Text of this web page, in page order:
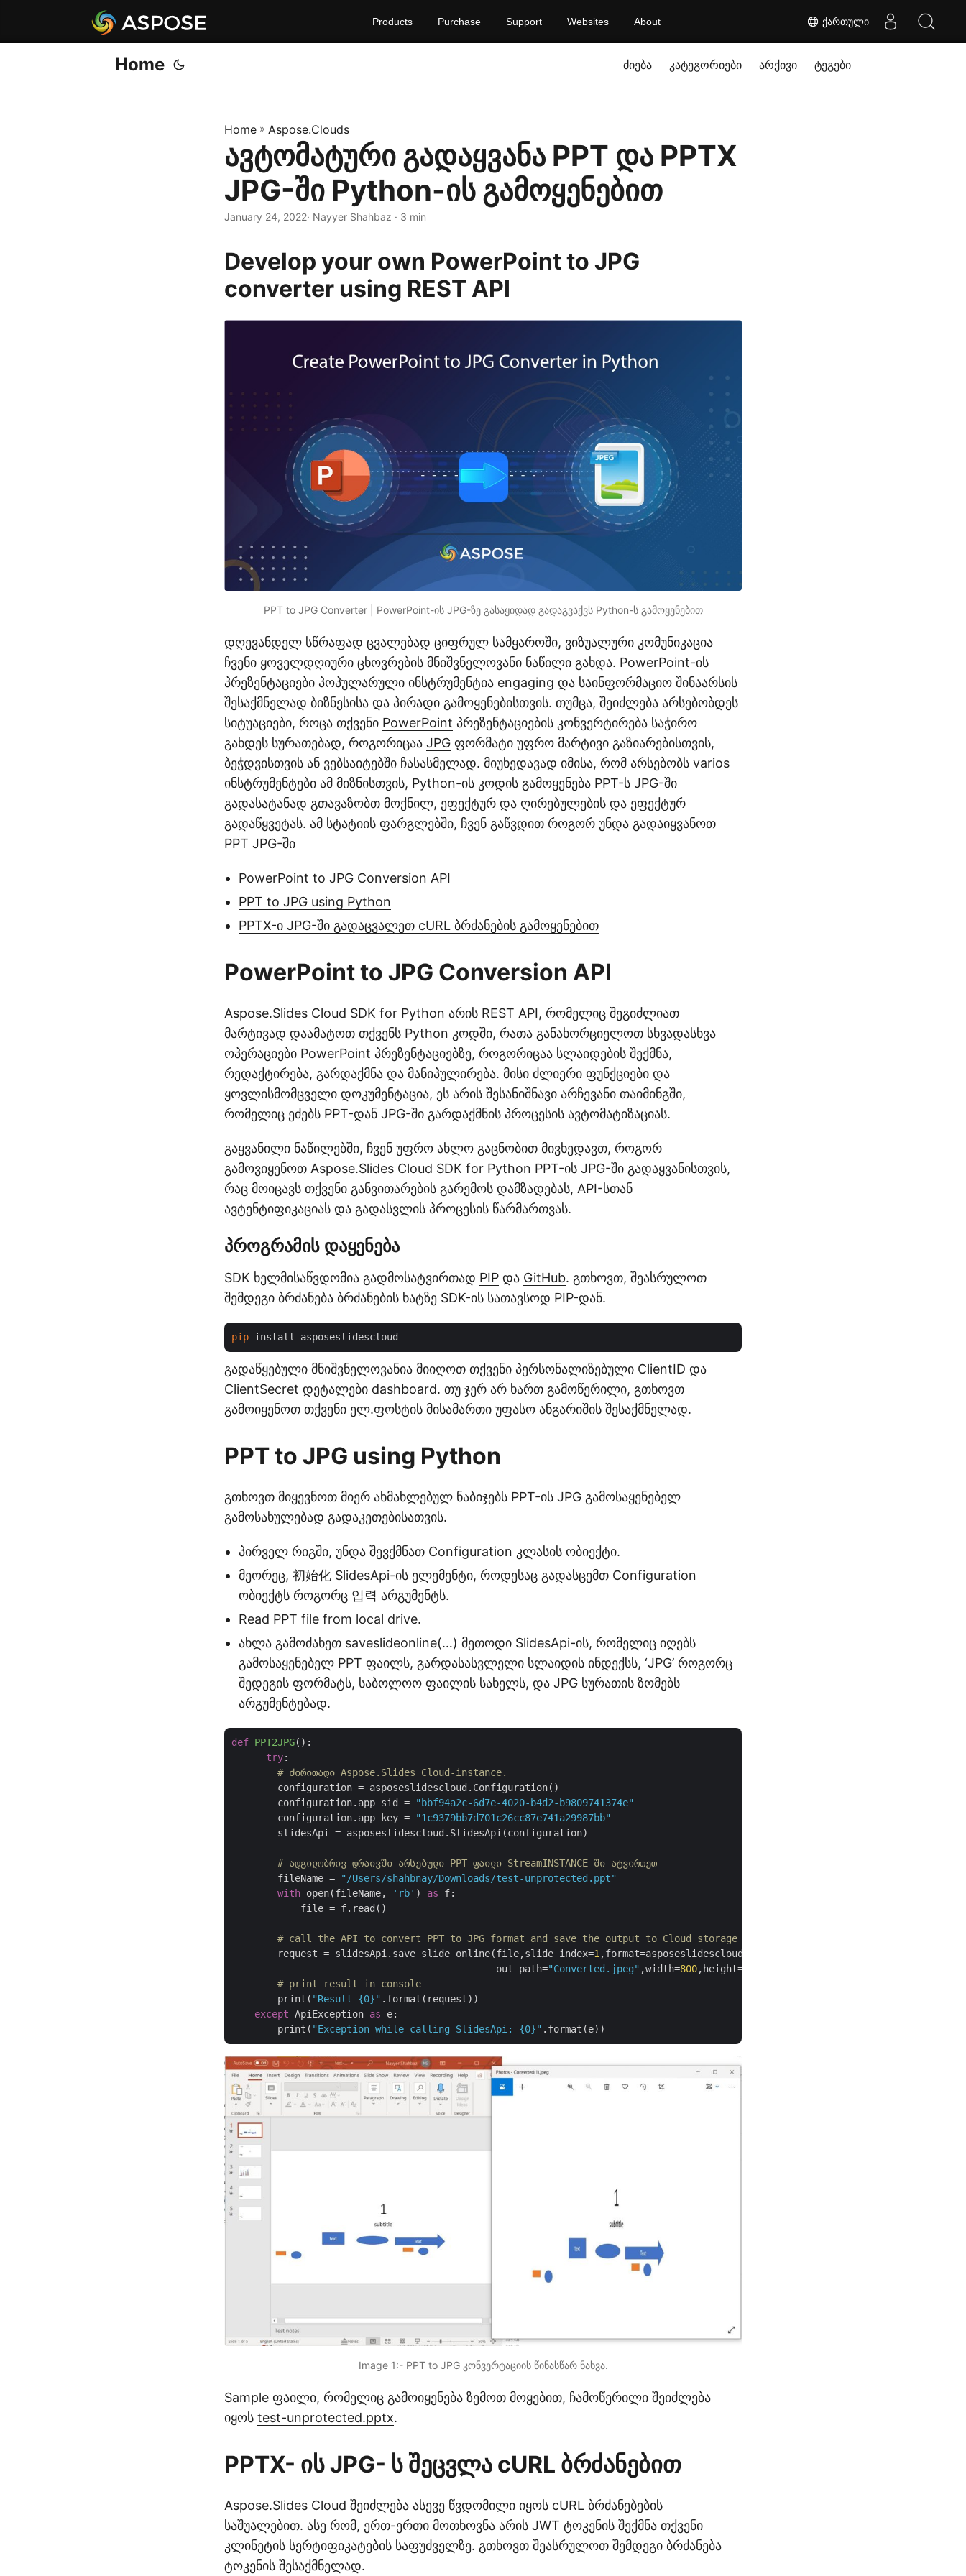
ქართული
Products Purchase Support Websites About
Home ძიება კატეგორიები არქივი ტეგები
Home » Aspose.Clouds
ავტომატური გადაყვანა PPT და PPTX
JPG-ში Python-ის გამოყენებით
January 24, 2022· Nayyer Shahbaz · 3 min
Develop your own PowerPoint to JPG
converter using REST API
PPT to JPG Converter | PowerPoint-ის JPG-ზე გასაყიდად გადაგვაქვს Python-ს გამოყენებით
დღევანდელ სწრაფად ცვალებად ციფრულ სამყაროში, ვიზუალური კომუნიკაცია
ჩვენი ყოველდღიური ცხოვრების მნიშვნელოვანი ნაწილი გახდა. PowerPoint-ის
პრეზენტაციები პოპულარული ინსტრუმენტია engaging და საინფორმაციო შინაარსის
შესაქმნელად ბიზნესისა და პირადი გამოყენებისთვის. თუმცა, შეიძლება არსებობდეს
სიტუაციები, როცა თქვენი PowerPoint პრეზენტაციების კონვერტირება საჭირო
გახდეს სურათებად, როგორიცაა JPG ფორმატი უფრო მარტივი გაზიარებისთვის,
ბეჭდვისთვის ან ვებსაიტებში ჩასასმელად. მიუხედავად იმისა, რომ არსებობს varios
ინსტრუმენტები ამ მიზნისთვის, Python-ის კოდის გამოყენება PPT-ს JPG-ში
გადასატანად გთავაზობთ მოქნილ, ეფექტურ და ღირებულების და ეფექტურ
გადაწყვეტას. ამ სტატიის ფარგლებში, ჩვენ გაწვდით როგორ უნდა გადაიყვანოთ
PPT JPG-ში
PowerPoint to JPG Conversion API
PPT to JPG using Python
PPTX-ი JPG-ში გადაცვალეთ cURL ბრძანების გამოყენებით
PowerPoint to JPG Conversion API
Aspose.Slides Cloud SDK for Python არის REST API, რომელიც შეგიძლიათ
მარტივად დაამატოთ თქვენს Python კოდში, რათა განახორციელოთ სხვადასხვა
ოპერაციები PowerPoint პრეზენტაციებზე, როგორიცაა სლაიდების შექმნა,
რედაქტირება, გარდაქმნა და მანიპულირება. მისი ძლიერი ფუნქციები და
ყოვლისმომცველი დოკუმენტაცია, ეს არის შესანიშნავი არჩევანი თაიმინგში,
რომელიც ეძებს PPT-დან JPG-ში გარდაქმნის პროცესის ავტომატიზაციას.
გაყვანილი ნაწილებში, ჩვენ უფრო ახლო გაცნობით მივხედავთ, როგორ
გამოვიყენოთ Aspose.Slides Cloud SDK for Python PPT-ის JPG-ში გადაყვანისთვის,
რაც მოიცავს თქვენი განვითარების გარემოს დამზადებას, API-სთან
ავტენტიფიკაციას და გადასვლის პროცესის წარმართვას.
პროგრამის დაყენება
SDK ხელმისაწვდომია გადმოსატვირთად PIP და GitHub. გთხოვთ, შეასრულოთ
შემდეგი ბრძანება ბრძანების ხატზე SDK-ის სათავსოდ PIP-დან.
pip
გადაწყებული მნიშვნელოვანია მიიღოთ თქვენი პერსონალიზებული ClientID და
ClientSecret დეტალები dashboard. თუ ჯერ არ ხართ გამოწერილი, გთხოვთ
გამოიყენოთ თქვენი ელ.ფოსტის მისამართი უფასო ანგარიშის შესაქმნელად.
PPT to JPG using Python
გთხოვთ მიყევნოთ მიერ ახმახლებულ ნაბიჯებს PPT-ის JPG გამოსაყენებელ
გამოსახულებად გადაკეთებისათვის.
პირველ რიგში, უნდა შევქმნათ Configuration კლასის ობიექტი.
მეორეც, 初始化 SlidesApi-ის ელემენტი, როდესაც გადასცემთ Configuration
ობიექტს როგორც 입력 არგუმენტს.
Read PPT file from local drive.
ახლა გამოძახეთ saveslideonline(…) მეთოდი SlidesApi-ის, რომელიც იღებს
გამოსაყენებელ PPT ფაილს, გარდასასვლელი სლაიდის ინდექსს, ‘JPG’ როგორც
შედეგის ფორმატს, საბოლოო ფაილის სახელს, და JPG სურათის ზომებს
არგუმენტებად.
def PPT2JPG():
try:
# ძირითადი Aspose.Slides Cloud-instance.
        configuration = asposeslidescloud.Configuration()
        configuration.app_sid =
"bbf94a2c-6d7e-4020-b4d2-b9809741374e"
        configuration.app_key =
"1c9379bb7d701c26cc87e741a29987bb"
        slidesApi = asposeslidescloud.SlidesApi(configuration)
# ადგილობრივ დრაივში არსებული PPT ფაილი StreamINSTANCE-ში ატვირთეთ
        fileName =
"/Users/shahbnay/Downloads/test-unprotected.ppt"
with open(fileName, 'rb' ) as f:
            file = f.read()
# call the API to convert PPT to JPG format and save the output to Cloud storage
        request = slidesApi.save_slide_online(file,slide_index=
1 ,format=asposeslidescloud.models.ExportFormat.JPEG,
                                              out_path=
"Converted.jpeg" ,width=800,height=
# print result in console
        print(
"Result {0}" .format(request))
except ApiException as e:
        print(
"Exception while calling SlidesApi: {0}"
Image 1:- PPT to JPG კონვერტაციის წინასწარ ნახვა.
Sample ფაილი, რომელიც გამოიყენება ზემოთ მოყებით, ჩამოწერილი შეიძლება
იყოს test-unprotected.pptx.
PPTX- ის JPG- ს შეცვლა cURL ბრძანებით
Aspose.Slides Cloud შეიძლება ასევე წვდომილი იყოს cURL ბრძანებების
საშუალებით. ასე რომ, ერთ-ერთი მოთხოვნა არის JWT ტოკენის შექმნა თქვენი
კლინეტის სერტიფიკატების საფუძველზე. გთხოვთ შეასრულოთ შემდეგი ბრძანება
ტოკენის შესაქმნელად.